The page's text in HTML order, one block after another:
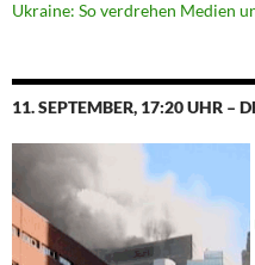
Ukraine: So verdrehen Medien
11. SEPTEMBER, 17:20 UHR –